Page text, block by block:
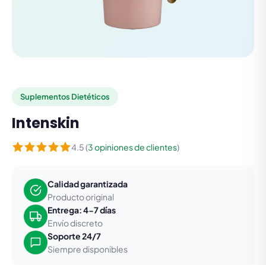
Suplementos Dietéticos
Intenskin
4.5 (3 opiniones de clientes)
Calidad garantizada
Producto original
Entrega: 4-7 días
Envío discreto
Soporte 24/7
Siempre disponibles